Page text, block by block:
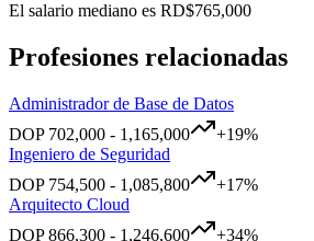
El salario mediano es RD$765,000
Profesiones relacionadas
Administrador de Base de Datos
DOP 702,000 - 1,165,000 +19%
Ingeniero de Seguridad
DOP 754,500 - 1,085,800 +17%
Arquitecto Cloud
DOP 866,300 - 1,246,600 +34%